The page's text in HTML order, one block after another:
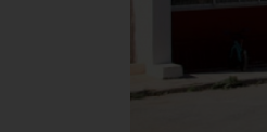
ΨΙΘΥΡΟΙ